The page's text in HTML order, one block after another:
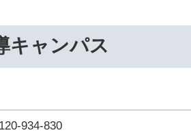
キャンパス
934-830